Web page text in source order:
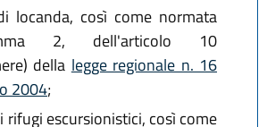
locanda, così come normata
2, dell'articolo 10
della legge regionale n. 16
2004;
rifugi escursionistici, così come